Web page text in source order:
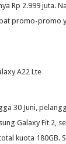
Rp 2.999 juta.
promo-promo
30 Juni,
Galaxy Fit 2,
kuota 180GB.